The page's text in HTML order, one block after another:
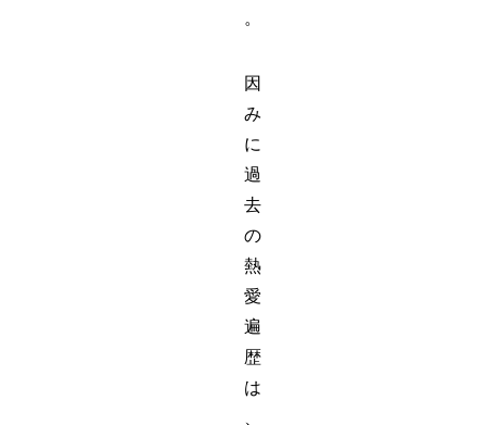
。
因
み
に
過
去
の
熱
愛
遍
歴
は